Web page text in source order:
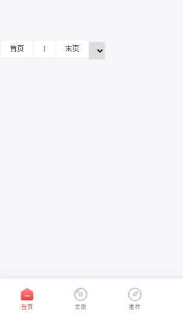
首页 1 末页
首页 卖歌 推荐